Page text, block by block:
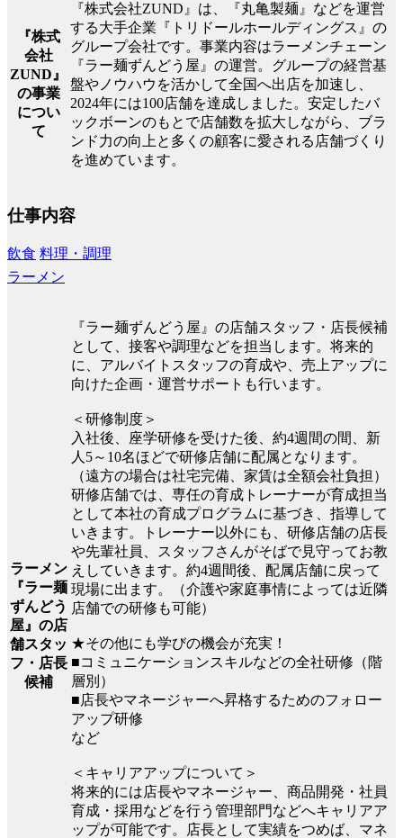
『株式
会社
ZUND』
の事業
につい
て
『株式会社ZUND』は、『丸亀製麺』などを運営
する大手企業『トリドールホールディングス』の
グループ会社です。事業内容はラーメンチェーン
『ラー麺ずんどう屋』の運営。グループの経営基
盤やノウハウを活かして全国へ出店を加速し、
2024年には100店舗を達成しました。安定したバ
ックボーンのもとで店舗数を拡大しながら、ブラ
ンド力の向上と多くの顧客に愛される店舗づくり
を進めています。
仕事内容
飲食 料理・調理
ラーメン
ラーメン
『ラー麺
ずんどう
屋』の店
舗スタッ
フ・店長
候補
『ラー麺ずんどう屋』の店舗スタッフ・店長候補
として、接客や調理などを担当します。将来的
に、アルバイトスタッフの育成や、売上アップに
向けた企画・運営サポートも行います。
＜研修制度＞
入社後、座学研修を受けた後、約4週間の間、新
人5～10名ほどで研修店舗に配属となります。
（遠方の場合は社宅完備、家賃は全額会社負担）
研修店舗では、専任の育成トレーナーが育成担当
として本社の育成プログラムに基づき、指導して
いきます。トレーナー以外にも、研修店舗の店長
や先輩社員、スタッフさんがそばで見守ってお教
えしていきます。約4週間後、配属店舗に戻って
現場に出ます。（介護や家庭事情によっては近隣
店舗での研修も可能）
★その他にも学びの機会が充実！
■コミュニケーションスキルなどの全社研修（階
層別）
■店長やマネージャーへ昇格するためのフォロー
アップ研修
など
＜キャリアアップについて＞
将来的には店長やマネージャー、商品開発・社員
育成・採用などを行う管理部門などへキャリアア
ップが可能です。店長として実績をつめば、マネ